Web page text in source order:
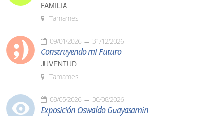
FAMILIA
Tamames
09/01/2026 31/12/2026
Construyendo mi Futuro
JUVENTUD
Tamames
08/05/2026 30/08/2026
Exposición Oswaldo Guayasamín